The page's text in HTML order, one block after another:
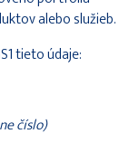
alebo služieb.
tieto údaje:
číslo)